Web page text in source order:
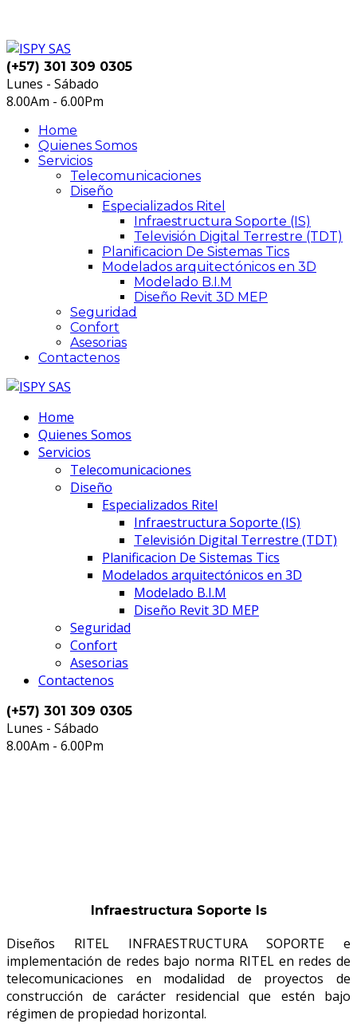
(+57) 301 309 0305
Lunes - Sábado
8.00Am - 6.00Pm
Home
Quienes Somos
Servicios
Telecomunicaciones
Diseño
Especializados Ritel
Infraestructura Soporte (IS)
Televisión Digital Terrestre (TDT)
Planificacion De Sistemas Tics
Modelados arquitectónicos en 3D
Modelado B.I.M
Diseño Revit 3D MEP
Seguridad
Confort
Asesorias
Contactenos
Home
Quienes Somos
Servicios
Telecomunicaciones
Diseño
Especializados Ritel
Infraestructura Soporte (IS)
Televisión Digital Terrestre (TDT)
Planificacion De Sistemas Tics
Modelados arquitectónicos en 3D
Modelado B.I.M
Diseño Revit 3D MEP
Seguridad
Confort
Asesorias
Contactenos
(+57) 301 309 0305
Lunes - Sábado
8.00Am - 6.00Pm
Infraestructura Soporte Is
Diseños RITEL INFRAESTRUCTURA SOPORTE e
implementación de redes bajo norma RITEL en redes de
telecomunicaciones en modalidad de proyectos de
construcción de carácter residencial que estén bajo
régimen de propiedad horizontal.